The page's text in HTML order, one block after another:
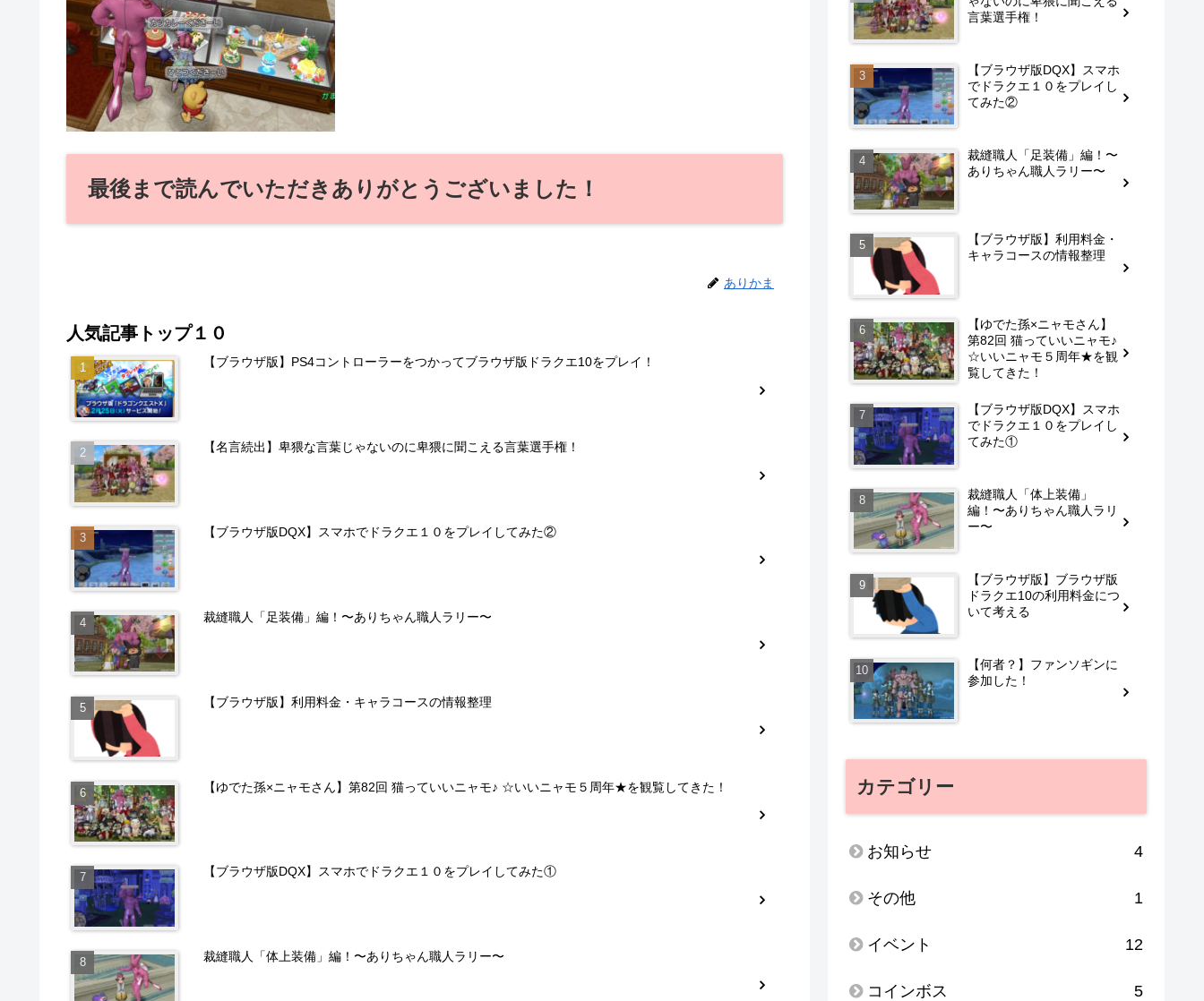
最後まで読んでいただきありがとうございました！
ありかま
人気記事トップ１０
【ブラウザ版】PS4コントローラーをつかってブラウザ版ドラクエ10をプレイ！
【名言続出】卑猥な言葉じゃないのに卑猥に聞こえる言葉選手権！
【ブラウザ版DQX】スマホでドラクエ１０をプレイしてみた②
裁縫職人「足装備」編！〜ありちゃん職人ラリー〜
【ブラウザ版】利用料金・キャラコースの情報整理
【ゆでた孫×ニャモさん】第82回 猫っていいニャモ♪ ☆いいニャモ５周年★を観覧してきた！
【ブラウザ版DQX】スマホでドラクエ１０をプレイしてみた①
裁縫職人「体上装備」編！〜ありちゃん職人ラリー〜
言葉選手権！
【ブラウザ版DQX】スマホ
でドラクエ１０をプレイし
てみた②
裁縫職人「足装備」編！〜
ありちゃん職人ラリー〜
【ブラウザ版】利用料金・
キャラコースの情報整理
【ゆでた孫×ニャモさん】
第82回 猫っていいニャモ♪
☆いいニャモ５周年★を観
覧してきた！
【ブラウザ版DQX】スマホ
でドラクエ１０をプレイし
てみた①
裁縫職人「体上装備」
編！〜ありちゃん職人ラリ
ー〜
【ブラウザ版】ブラウザ版
ドラクエ10の利用料金につ
いて考える
【何者？】ファンソギンに
参加した！
カテゴリー
お知らせ 4
その他 1
イベント 12
コインボス 5